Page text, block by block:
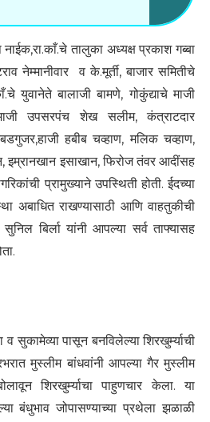
तालुका अध्यक्ष प्रकाश गब्बा
नेम्मानीवार व के.मूर्ती, बाजार समितीचे
युवानेते बालाजी बामणे, गोकुंद्याचे माजी
उपसरपंच शेख सलीम, कंत्राटदार
हबीब चव्हाण, मलिक चव्हाण,
इम्रानखान इसाखान, फिरोज तंवर आदींसह
प्रामुख्याने उपस्थिती होती. ईदच्या
अबाधित राखण्यासाठी आणि वाहतुकीची
बिर्ला यांनी आपल्या सर्व ताफ्यासह
सुकामेव्या पासून बनविलेल्या शिरखुर्म्याची
मुस्लीम बांधवांनी आपल्या गैर मुस्लीम
शिरखुर्म्याचा पाहुणचार केला. या
बंधुभाव जोपासण्याच्या प्रथेला झळाळी